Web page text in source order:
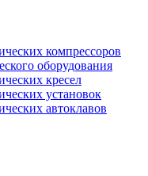
компрессоров
оборудования
кресел
установок
автоклавов